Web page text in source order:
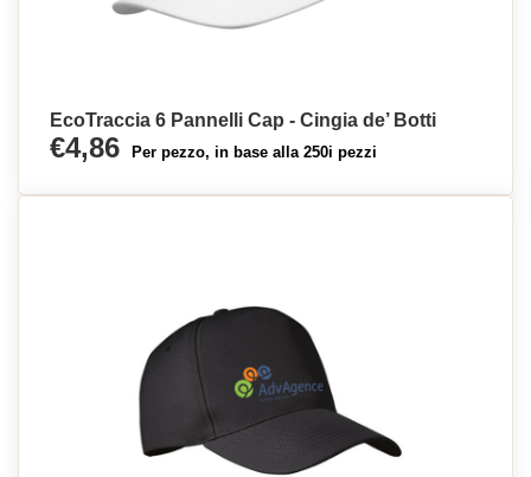
EcoTraccia 6 Pannelli Cap - Cingia de’ Botti
€4,86 Per pezzo, in base alla 250i pezzi